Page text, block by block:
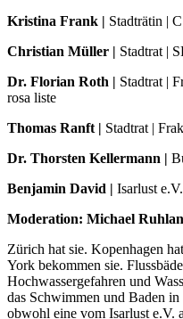
Kristina Frank | Stadträtin |
Christian Müller | Stadtrat |
Dr. Florian Roth | Stadtrat |
rosa liste
Thomas Ranft | Stadtrat |
Dr. Thorsten Kellermann |
Benjamin David | Isarlust
Moderation: Michael
Zürich hat sie. Kopenhagen
York bekommen sie.
Hochwassergefahren und
das Schwimmen und Baden
obwohl eine vom Isarlust e.V.